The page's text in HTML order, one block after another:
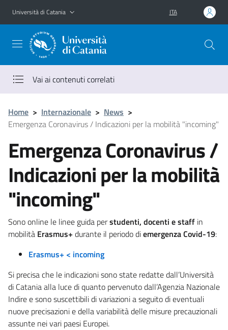
Vai al contenuto principale
Vai al menu di navigazione
Università di Catania ITA
Vai ai contenuti correlati
Home > Internazionale > News >
Emergenza Coronavirus / Indicazioni per la mobilità "incoming"
Emergenza Coronavirus /
Indicazioni per la mobilità
"incoming"
Sono online le linee guida perstudenti, docenti e staff in
mobilità Erasmus+ durante il periodo diemergenza Covid-19:
Erasmus+ < incoming
Si precisa che le indicazioni sono state redatte dall’Università
di Catania alla luce di quanto pervenuto dall’Agenzia Nazionale
Indire e sono suscettibili di variazioni a seguito di eventuali
nuove precisazioni e della variabilità delle misure precauzionali
assunte nei vari paesi Europei.